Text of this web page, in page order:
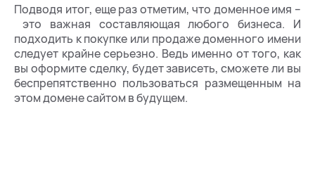
Подводя итог, еще раз отметим, что доменное имя –
это важная составляющая любого бизнеса. И
подходить к покупке или продаже доменного имени
следует крайне серьезно. Ведь именно от того, как
вы оформите сделку, будет зависеть, сможете ли вы
беспрепятственно пользоваться размещенным на
этом домене сайтом в будущем.